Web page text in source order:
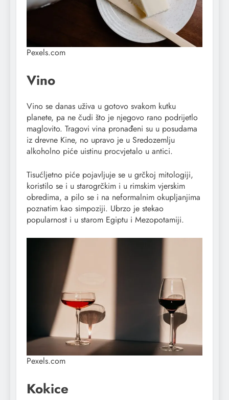
Pexels.com
Vino
Vino se danas uživa u gotovo svakom kutku
planete, pa ne čudi što je njegovo rano podrijetlo
maglovito. Tragovi vina pronađeni su u posudama
iz drevne Kine, no upravo je u Sredozemlju
alkoholno piće uistinu procvjetalo u antici.
Tisućljetno piće pojavljuje se u grčkoj mitologiji,
koristilo se i u starogrčkim i u rimskim vjerskim
obredima, a pilo se i na neformalnim okupljanjima
poznatim kao simpoziji. Ubrzo je stekao
popularnost i u starom Egiptu i Mezopotamiji.
Pexels.com
Kokice